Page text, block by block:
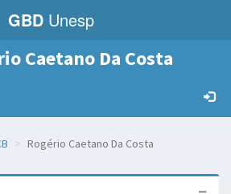
GBDUnesp
Caetano Da Costa
Rogério Caetano Da Costa